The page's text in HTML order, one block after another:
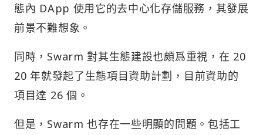
態內 DApp 使用它的去中心化存儲服務，其發展
前景不難想象。
同時，Swarm 對其生態建設也頗爲重視，在 20
20 年就發起了生態項目資助計劃，目前資助的
項目達 26 個。
但是，Swarm 也存在一些明顯的問題。包括工